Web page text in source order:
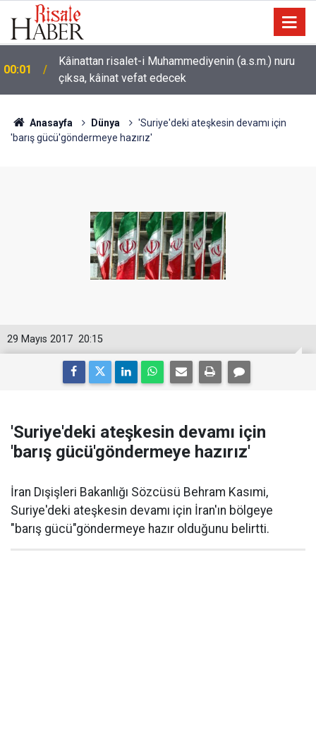
00:01
Kâinattan risalet-i Muhammediyenin (a.s.m.) nuru
çıksa, kâinat vefat edecek
22:35
Sarıkamış ormanları rengarenk kelebeklere ev
sahipliği yapıyor
Anasayfa Dünya
'Suriye'deki ateşkesin devamı için
'barış gücü'göndermeye hazırız'
20:15
29 Mayıs 2017
'Suriye'deki ateşkesin devamı için
'barış gücü'göndermeye hazırız'
İran Dışişleri Bakanlığı Sözcüsü Behram Kasımi,
Suriye'deki ateşkesin devamı için İran'ın bölgeye
"barış gücü"göndermeye hazır olduğunu belirtti.